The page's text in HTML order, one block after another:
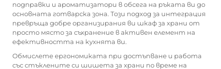
подправки и ароматизатори в обсега на ръката ви до
основната готварска зона. Този подход за интеграция
превръща добре организирания ви шкаф за храни от
просто място за съхранение в активен елемент на
ефективността на кухнята ви.
Обмислете ергономиката при достъпване и работа
със стъклените си шишета за храни по време на